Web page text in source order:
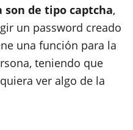
de tipo captcha,
un password creado
una función para la
teniendo que
ver algo de la